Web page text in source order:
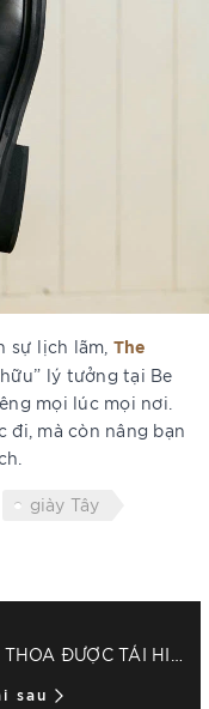
sự lịch lãm, The
lý tưởng tại Be
mọi lúc mọi nơi.
đi, mà còn nâng bạn
giày Tây
sau